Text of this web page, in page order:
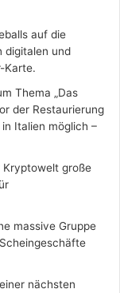
auf die
digitalen und
Karte.
Thema „Das
der Restaurierung
Italien möglich –
Kryptowelt große
massive Gruppe
nächsten